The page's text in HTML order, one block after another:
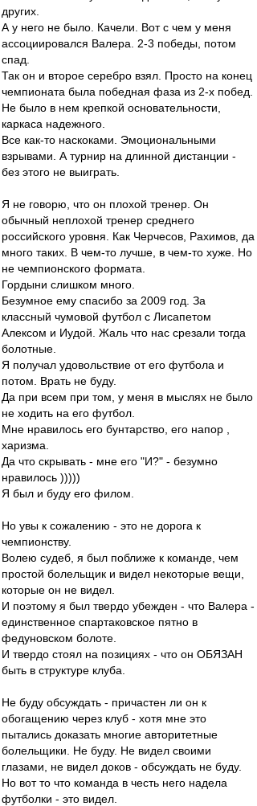
других.
А у него не было. Качели. Вот с чем у меня
ассоциировался Валера. 2-3 победы, потом
спад.
Так он и второе серебро взял. Просто на конец
чемпионата была победная фаза из 2-х побед.
Не было в нем крепкой основательности,
каркаса надежного.
Все как-то наскоками. Эмоциональными
взрывами. А турнир на длинной дистанции -
без этого не выиграть.
Я не говорю, что он плохой тренер. Он
обычный неплохой тренер среднего
российского уровня. Как Черчесов, Рахимов, да
много таких. В чем-то лучше, в чем-то хуже. Но
не чемпионского формата.
Гордыни слишком много.
Безумное ему спасибо за 2009 год. За
классный чумовой футбол с Лисапетом
Алексом и Иудой. Жаль что нас срезали тогда
болотные.
Я получал удовольствие от его футбола и
потом. Врать не буду.
Да при всем при том, у меня в мыслях не было
не ходить на его футбол.
Мне нравилось его бунтарство, его напор ,
харизма.
Да что скрывать - мне его "И?" - безумно
нравилось )))))
Я был и буду его филом.
Но увы к сожалению - это не дорога к
чемпионству.
Волею судеб, я был поближе к команде, чем
простой болельщик и видел некоторые вещи,
которые он не видел.
И поэтому я был твердо убежден - что Валера -
единственное спартаковское пятно в
федуновском болоте.
И твердо стоял на позициях - что он ОБЯЗАН
быть в структуре клуба.
Не буду обсуждать - причастен ли он к
обогащению через клуб - хотя мне это
пытались доказать многие авторитетные
болельщики. Не буду. Не видел своими
глазами, не видел доков - обсуждать не буду.
Но вот то что команда в честь него надела
футболки - это видел.